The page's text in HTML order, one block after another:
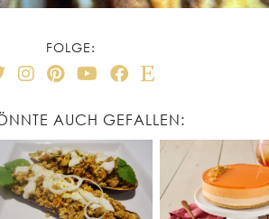
FOLGE:
AUCH GEFALLEN: